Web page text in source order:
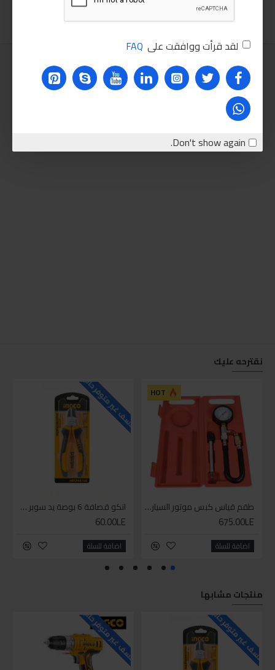
لقد قرأت ووافقت على FAQ
Don't show again.
نقترحه عليك
HOT
طقم قياس كبس موتور السياره 3 ق
675.00LE
اضافة للسلة
للاسف غير متوفر حاليا
انكو قصافة 6 بوصة يد سوبر وان
60.00LE
اضافة للسلة
منتجات مشابها
للاسف غير متوفر حاليا للاسف غير متوفر حاليا